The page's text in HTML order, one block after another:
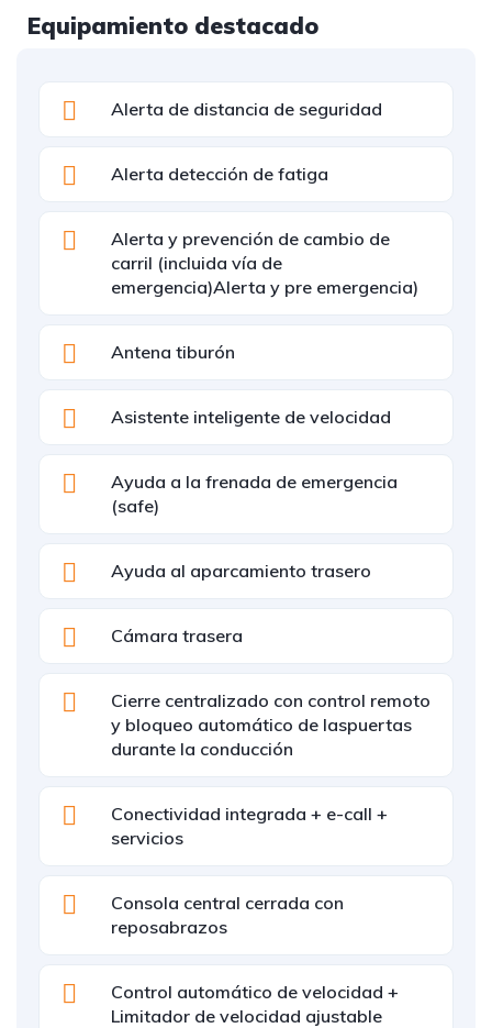
Equipamiento destacado
Alerta de distancia de seguridad
Alerta detección de fatiga
Alerta y prevención de cambio de
carril (incluida vía de
emergencia)Alerta y pre emergencia)
Antena tiburón
Asistente inteligente de velocidad
Ayuda a la frenada de emergencia
(safe)
Ayuda al aparcamiento trasero
Cámara trasera
Cierre centralizado con control remoto
y bloqueo automático de laspuertas
durante la conducción
Conectividad integrada + e-call +
servicios
Consola central cerrada con
reposabrazos
Control automático de velocidad +
Limitador de velocidad ajustable